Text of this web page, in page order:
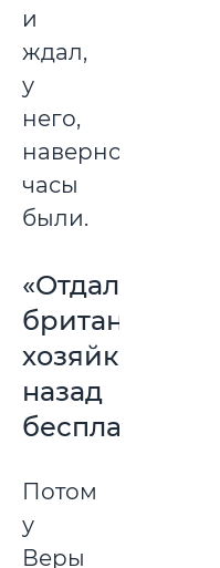
и
ждал,
у
него,
наверно,
часы
были.
«Отдала
британца
хозяйке
назад
бесплатно»
Потом
у
Веры